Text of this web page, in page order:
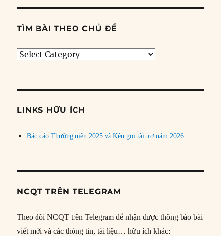
TÌM BÀI THEO CHỦ ĐỀ
Tìm
đề
LINKS HỮU ÍCH
Báo cáo Thường niên 2025 và Kêu gọi tài trợ năm 2026
NCQT TRÊN TELEGRAM
Theo dõi NCQT trên Telegram để nhận được thông báo bài
viết mới và các thông tin, tài liệu… hữu ích khác: